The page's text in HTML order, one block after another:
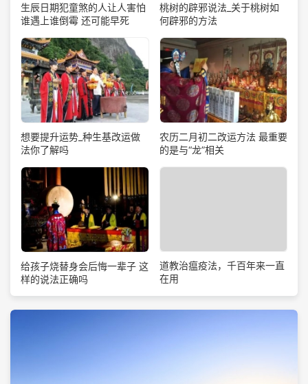
生辰日期犯童煞的人让人害怕
谁遇上谁倒霉 还可能早死
桃树的辟邪说法_关于桃树如
何辟邪的方法
想要提升运势_种生基改运做
法你了解吗
农历二月初二改运方法 最重要
的是与“龙”相关
给孩子烧替身会后悔一辈子 这
样的说法正确吗
道教治瘟疫法，千百年来一直
在用